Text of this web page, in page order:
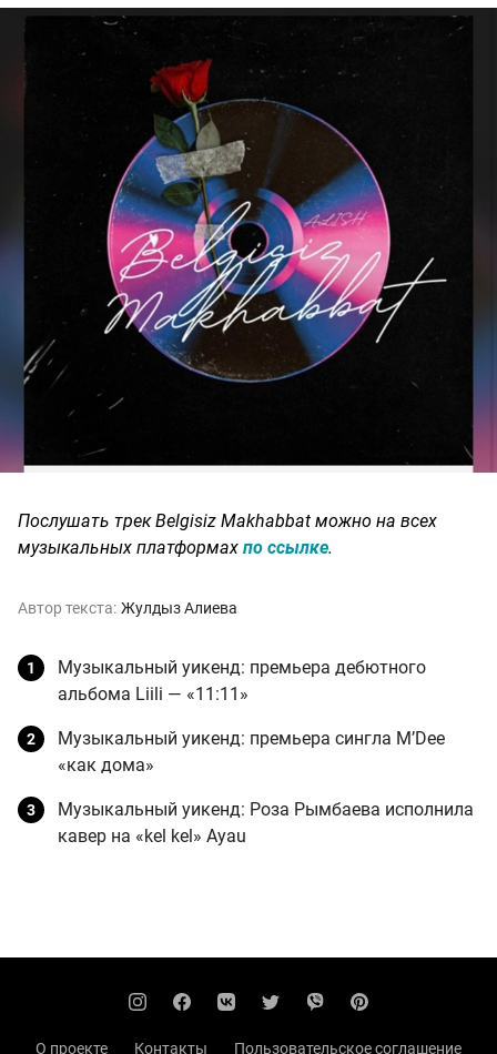
Послушать трек Belgisiz Makhabbat можно на всех
музыкальных платформах по ссылке.
Автор текста: Жулдыз Алиева
Музыкальный уикенд: премьера дебютного
альбома Liili — «11:11»
Музыкальный уикенд: премьера сингла M’Dee
«как дома»
Музыкальный уикенд: Роза Рымбаева исполнила
кавер на «kel kel» Ayau
О проекте Контакты Пользовательское соглашение